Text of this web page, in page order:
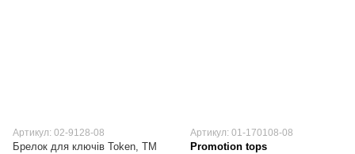
Артикул: 02-9128-08
Брелок для ключів Token, TM
Артикул: 01-170108-08
Promotion tops